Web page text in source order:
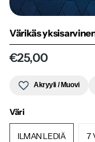
Värikäs
€25,00
Akryyli / Muovi
Väri
ILMAN LEDIÄ 7